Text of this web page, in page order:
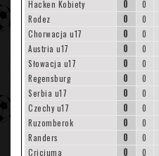
Hacken Kobiety 0 0
Rodez 0 0
Chorwacja u17 0 0
Austria u17 0 0
Słowacja u17 0 0
Regensburg 0 0
Serbia u17 0 0
Czechy u17 0 0
Ruzomberok 0 0
Randers 0 0
Criciuma 0 0